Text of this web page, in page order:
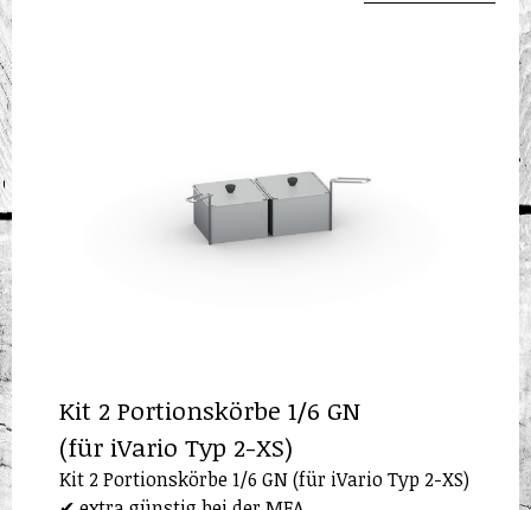
Kit 2 Portionskörbe 1/6 GN
(für iVario Typ 2-XS)
Kit 2 Portionskörbe 1/6 GN (für iVario Typ 2-XS)